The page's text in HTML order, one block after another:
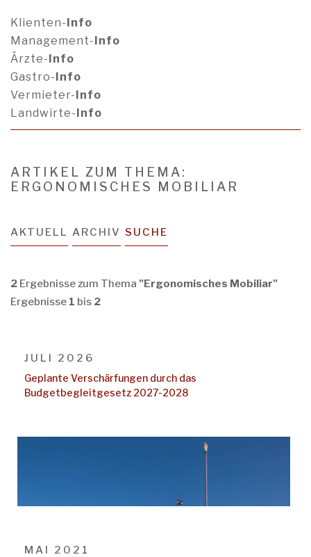
Klienten-Info
Management-Info
Ärzte-Info
Gastro-Info
Vermieter-Info
Landwirte-Info
ARTIKEL ZUM THEMA:
ERGONOMISCHES MOBILIAR
AKTUELL ARCHIV SUCHE
2 Ergebnisse zum Thema "Ergonomisches Mobiliar"
Ergebnisse 1 bis 2
JULI 2026
Geplante Verschärfungen durch das
Budgetbegleitgesetz 2027-2028
MAI 2021